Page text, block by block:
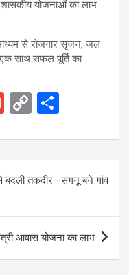
शासकीय योजनाओं का लाभ
माध्यम से रोजगार सृजन, जल
एक साथ सफल पूर्ति का
G
ail
C
py
Li
n
k
ar
बदली तकदीर—सगनू बने गांव
आवास योजना का लाभ